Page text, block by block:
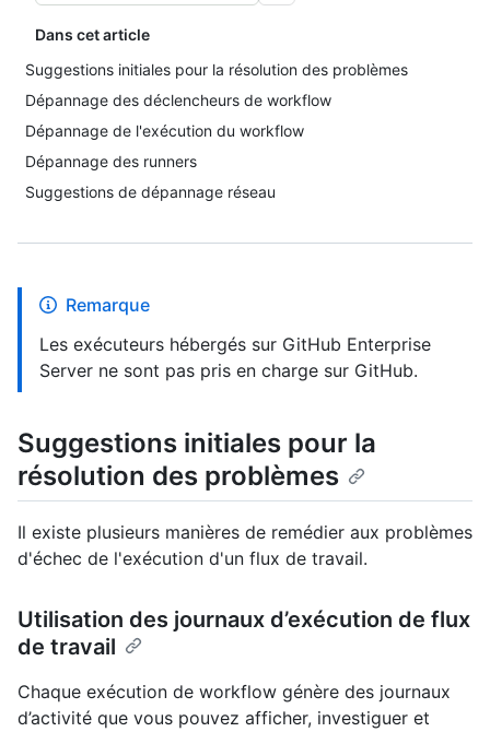
Dans cet article
Suggestions initiales pour la résolution des problèmes
Dépannage des déclencheurs de workflow
Dépannage de l'exécution du workflow
Dépannage des runners
Suggestions de dépannage réseau
Remarque
Les exécuteurs hébergés sur GitHub Enterprise
Server ne sont pas pris en charge sur GitHub.
Suggestions initiales pour la
résolution des problèmes
Il existe plusieurs manières de remédier aux problèmes
d'échec de l'exécution d'un flux de travail.
Utilisation des journaux d’exécution de flux
de travail
Chaque exécution de workflow génère des journaux
d’activité que vous pouvez afficher, investiguer et